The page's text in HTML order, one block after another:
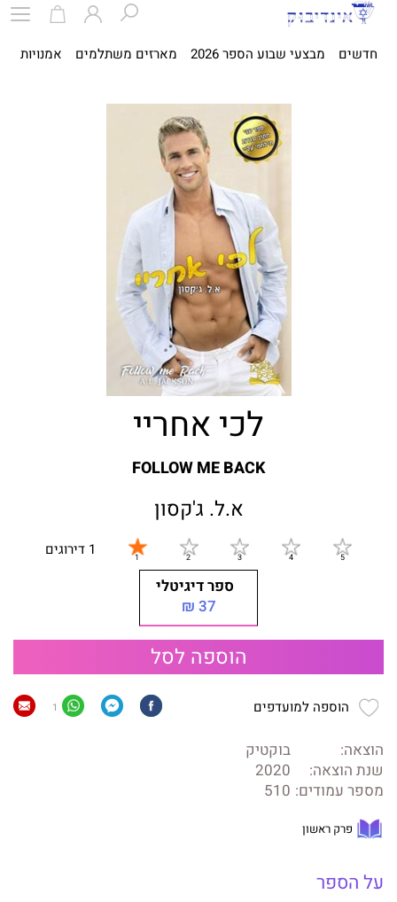
חדשים מבצעי שבוע הספר 2026 מארזים משתלמים אמנויות
לכי אחריי
FOLLOW ME BACK
א.ל. ג'קסון
1 דירוגים
ספר דיגיטלי
37 ₪
הוספה לסל
הוספה למועדפים 1
הוצאה:
בוקטיק
שנת הוצאה:
2020
מספר עמודים: 510
פרק ראשון
על הספר